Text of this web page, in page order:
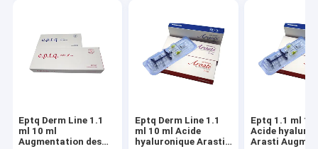
Eptq Derm Line 1.1
ml 10 ml
Augmentation des
Eptq Derm Line 1.1
ml 10 ml Acide
hyaluronique Arasti
Eptq 1.1 ml 10
Acide
Arasti